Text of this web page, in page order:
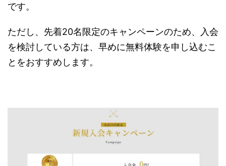
です。
ただし、先着20名限定のキャンペーンのため、入会
を検討している方は、早めに無料体験を申し込むこ
とをおすすめします。